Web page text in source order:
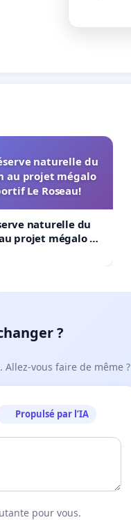
naturelle du
au projet mégalo
Le Roseau!
naturelle du
projet mégalo du
?
vous faire de même ?
Propulsé par l’IA
pour vous.